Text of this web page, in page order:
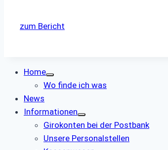
zum Bericht
Home
Wo finde ich was
News
Informationen
Girokonten bei der Postbank
Unsere Personalstellen